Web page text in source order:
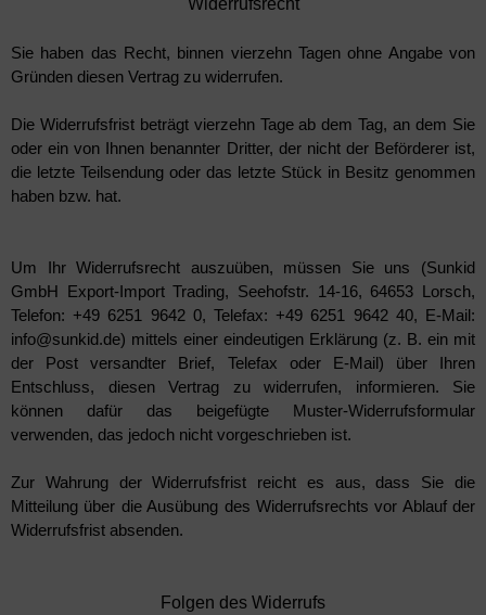
Widerrufsrecht
Sie haben das Recht, binnen vierzehn Tagen ohne Angabe von
Gründen diesen Vertrag zu widerrufen.
Die Widerrufsfrist beträgt vierzehn Tage ab dem Tag, an dem Sie
oder ein von Ihnen benannter Dritter, der nicht der Beförderer ist,
die letzte Teilsendung oder das letzte Stück in Besitz genommen
haben bzw. hat.
Um Ihr Widerrufsrecht auszuüben, müssen Sie uns (Sunkid
GmbH Export-Import Trading, Seehofstr. 14-16, 64653 Lorsch,
Telefon: +49 6251 9642 0, Telefax: +49 6251 9642 40, E-Mail:
info@sunkid.de) mittels einer eindeutigen Erklärung (z. B. ein mit
der Post versandter Brief, Telefax oder E-Mail) über Ihren
Entschluss, diesen Vertrag zu widerrufen, informieren. Sie
können dafür das beigefügte Muster-Widerrufsformular
verwenden, das jedoch nicht vorgeschrieben ist.
Zur Wahrung der Widerrufsfrist reicht es aus, dass Sie die
Mitteilung über die Ausübung des Widerrufsrechts vor Ablauf der
Widerrufsfrist absenden.
Folgen des Widerrufs